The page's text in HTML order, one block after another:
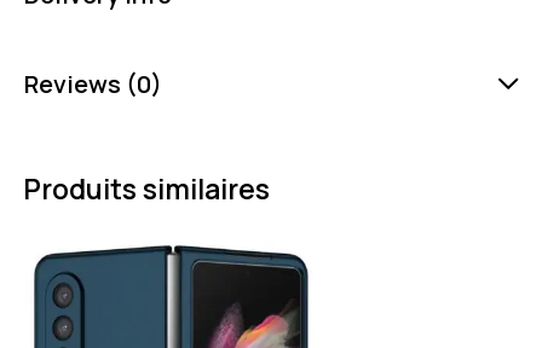
Reviews (0)
Produits similaires